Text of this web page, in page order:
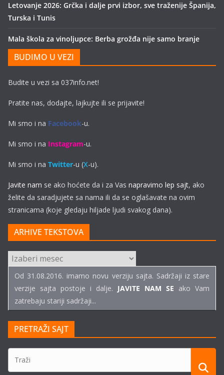
Letovanje 2026: Grčka i dalje prvi izbor, sve traženije Španija,
Turska i Tunis
Mala škola za vinoljupce: Berba grožđa nije samo branje
BUDIMO U VEZI
Budite u vezi sa 037info.net!
Pratite nas, dodajte, lajkujte ili se prijavite!
Mi smo i na Facebook-u.
Mi smo i na Instagram-u.
Mi smo i na Twitter-u (X-u).
Javite nam se ako hoćete da i za Vas napravimo lep sajt, ako
želite da saradjujete sa nama ili da se oglašavate na ovim
stranicama (koje gledaju hiljade ljudi svakog dana).
ARHIVE TEKSTOVA
ARHIVE
TEKSTOVA
Od 31.08.2016. imamo novu verziju sajta. Sadržaji iz stare
verzije sajta postoje i dalje. JAVITE NAM SE ako Vam
zatrebaju stariji sadržaji...
PRETRAŽI SAJT